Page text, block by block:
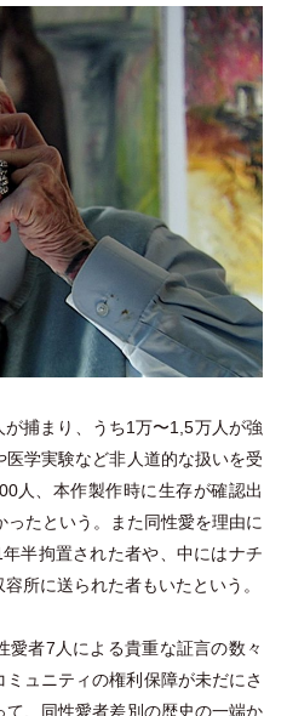
捕まり、うち1万〜1,5万人が強
学実験など非人道的な扱いを受
人、本作製作時に生存が確認出
たという。また同性愛を理由に
半拘置された者や、中にはナチ
所に送られた者もいたという。
愛者7人による貴重な証言の数々
ュニティの権利保障が未だにさ
、同性愛者差別の歴史の一端か